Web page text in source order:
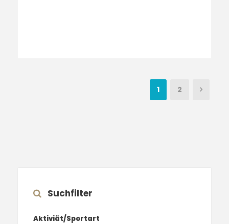
1 2
Suchfilter
Aktiviät/Sportart